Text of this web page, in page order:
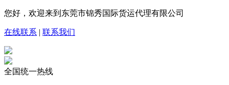
您好，欢迎来到东莞市锦秀国际货运代理有限公司
在线联系 | 联系我们
全国统一热线